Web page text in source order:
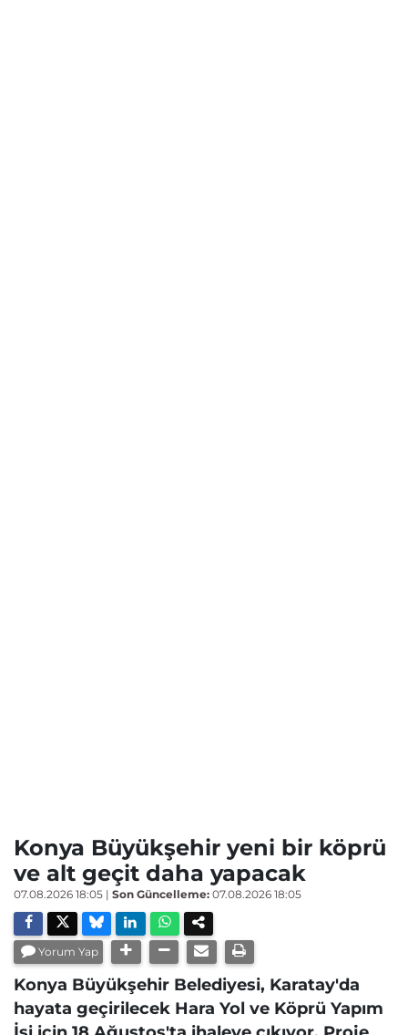
Konya Büyükşehir yeni bir köprü
ve alt geçit daha yapacak
07.08.2026 18:05 | Son Güncelleme: 07.08.2026 18:05
Yorum Yap
Konya Büyükşehir Belediyesi, Karatay'da
hayata geçirilecek Hara Yol ve Köprü Yapım